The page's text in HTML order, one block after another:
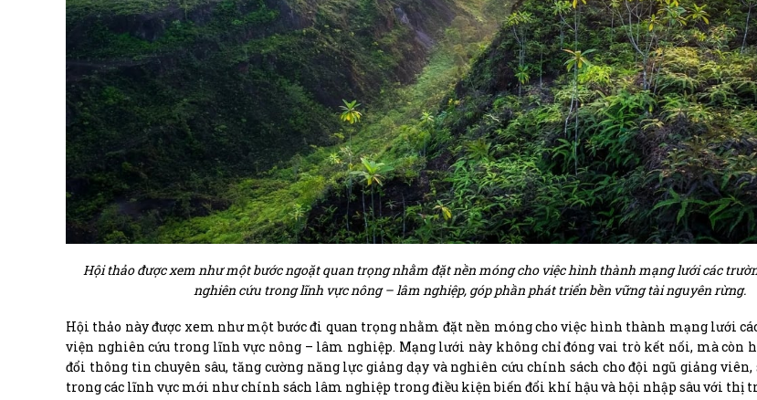
Hội thảo được xem như một bước ngoặt quan trọng nhằm đặt nền móng cho việc hình thành mạng lưới các
nghiên cứu trong lĩnh vực nông – lâm nghiệp, góp phần phát triển bền vững tài nguyên rừng.
Hội thảo này được xem như một bước đi quan trọng nhằm đặt nền móng cho việc hình thành mạng lưới
viện nghiên cứu trong lĩnh vực nông – lâm nghiệp. Mạng lưới này không chỉ đóng vai trò kết nối, mà còn
đổi thông tin chuyên sâu, tăng cường năng lực giảng dạy và nghiên cứu chính sách cho đội ngũ giảng
trong các lĩnh vực mới như chính sách lâm nghiệp trong điều kiện biến đổi khí hậu và hội nhập sâu với thị